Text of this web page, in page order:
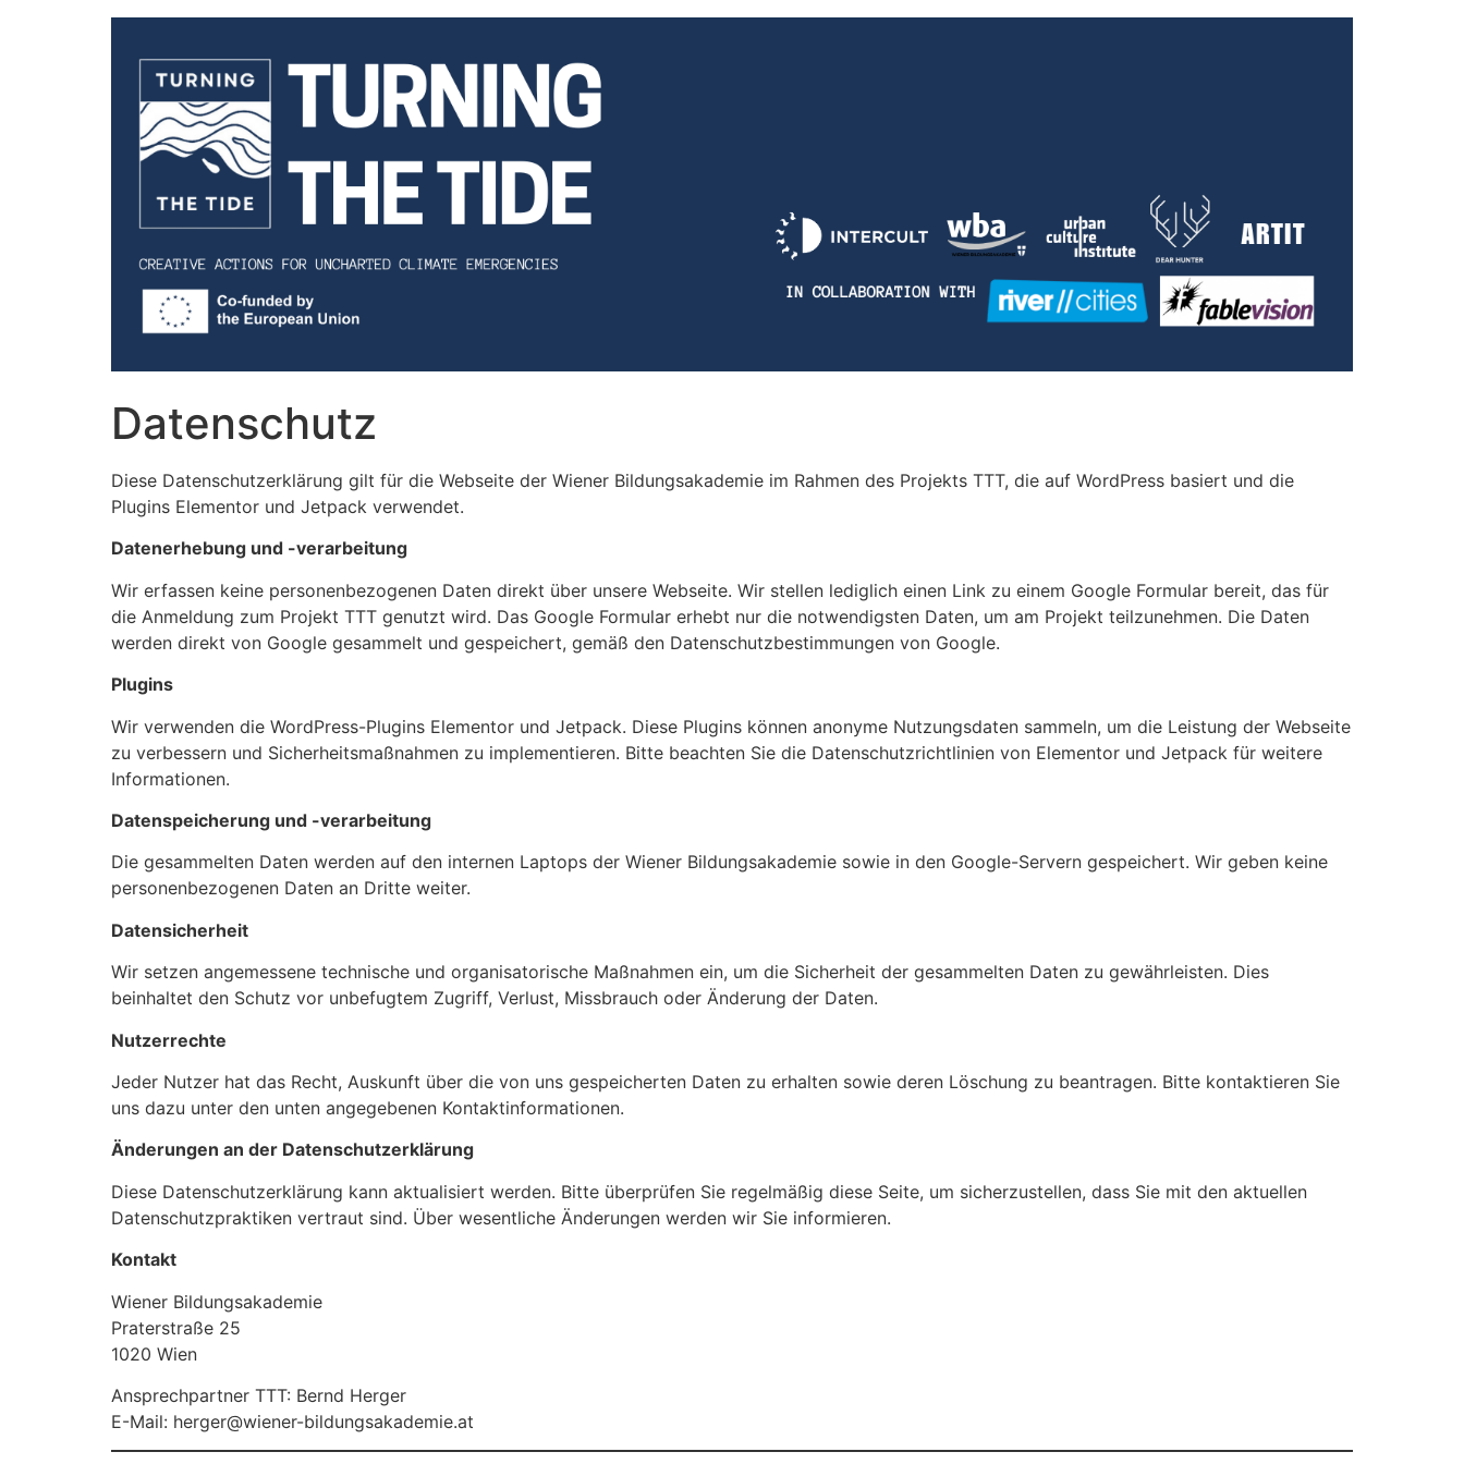
Datenschutz
Diese Datenschutzerklärung gilt für die Webseite der Wiener Bildungsakademie im Rahmen des Projekts TTT, die auf WordPress basiert und die
Plugins Elementor und Jetpack verwendet.
Datenerhebung und -verarbeitung
Wir erfassen keine personenbezogenen Daten direkt über unsere Webseite. Wir stellen lediglich einen Link zu einem Google Formular bereit, das für
die Anmeldung zum Projekt TTT genutzt wird. Das Google Formular erhebt nur die notwendigsten Daten, um am Projekt teilzunehmen. Die Daten
werden direkt von Google gesammelt und gespeichert, gemäß den Datenschutzbestimmungen von Google.
Plugins
Wir verwenden die WordPress-Plugins Elementor und Jetpack. Diese Plugins können anonyme Nutzungsdaten sammeln, um die Leistung der Webseite
zu verbessern und Sicherheitsmaßnahmen zu implementieren. Bitte beachten Sie die Datenschutzrichtlinien von Elementor und Jetpack für weitere
Informationen.
Datenspeicherung und -verarbeitung
Die gesammelten Daten werden auf den internen Laptops der Wiener Bildungsakademie sowie in den Google-Servern gespeichert. Wir geben keine
personenbezogenen Daten an Dritte weiter.
Datensicherheit
Wir setzen angemessene technische und organisatorische Maßnahmen ein, um die Sicherheit der gesammelten Daten zu gewährleisten. Dies
beinhaltet den Schutz vor unbefugtem Zugriff, Verlust, Missbrauch oder Änderung der Daten.
Nutzerrechte
Jeder Nutzer hat das Recht, Auskunft über die von uns gespeicherten Daten zu erhalten sowie deren Löschung zu beantragen. Bitte kontaktieren Sie
uns dazu unter den unten angegebenen Kontaktinformationen.
Änderungen an der Datenschutzerklärung
Diese Datenschutzerklärung kann aktualisiert werden. Bitte überprüfen Sie regelmäßig diese Seite, um sicherzustellen, dass Sie mit den aktuellen
Datenschutzpraktiken vertraut sind. Über wesentliche Änderungen werden wir Sie informieren.
Kontakt
Wiener Bildungsakademie
Praterstraße 25
1020 Wien
Ansprechpartner TTT: Bernd Herger
E-Mail: herger@wiener-bildungsakademie.at